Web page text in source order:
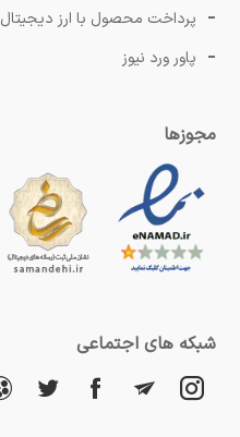
پرداخت محصول با ارز دیجیتال
پاور ورد نیوز
مجوزها
شبکه های اجتماعی